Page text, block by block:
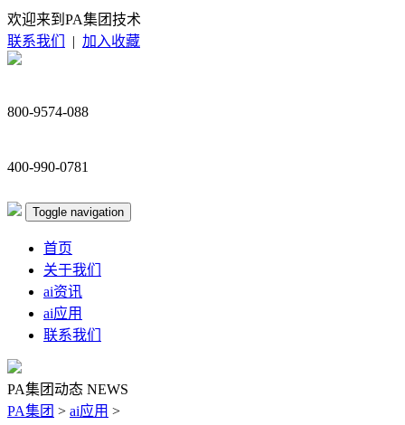
欢迎来到PA集团技术
联系我们
| 加入收藏
800-9574-088
400-990-0781
Toggle navigation
首页
关于我们
ai资讯
ai应用
联系我们
PA集团动态 NEWS
PA集团 > ai应用 >